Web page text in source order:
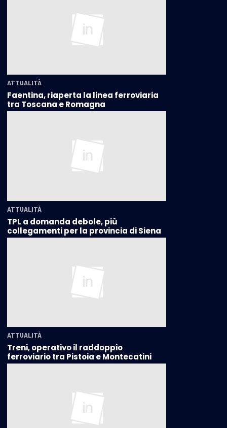
ATTUALITÀ
Faentina, riaperta la linea ferroviaria
tra Toscana e Romagna
ATTUALITÀ
TPL a domanda debole, più
collegamenti per la provincia di Siena
ATTUALITÀ
Treni, operativo il raddoppio
ferroviario tra Pistoia e Montecatini